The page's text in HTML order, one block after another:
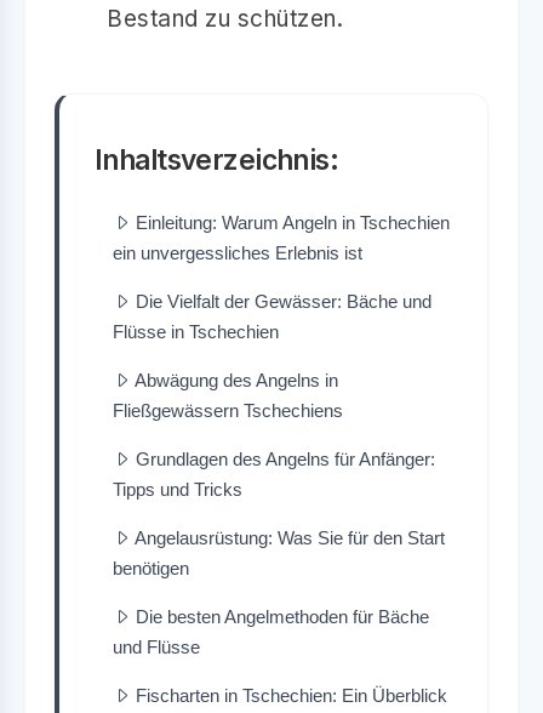
Bestand zu schützen.
Inhaltsverzeichnis:
Einleitung: Warum Angeln in Tschechien
ein unvergessliches Erlebnis ist
Die Vielfalt der Gewässer: Bäche und
Flüsse in Tschechien
Abwägung des Angelns in
Fließgewässern Tschechiens
Grundlagen des Angelns für Anfänger:
Tipps und Tricks
Angelausrüstung: Was Sie für den Start
benötigen
Die besten Angelmethoden für Bäche
und Flüsse
Fischarten in Tschechien: Ein Überblick